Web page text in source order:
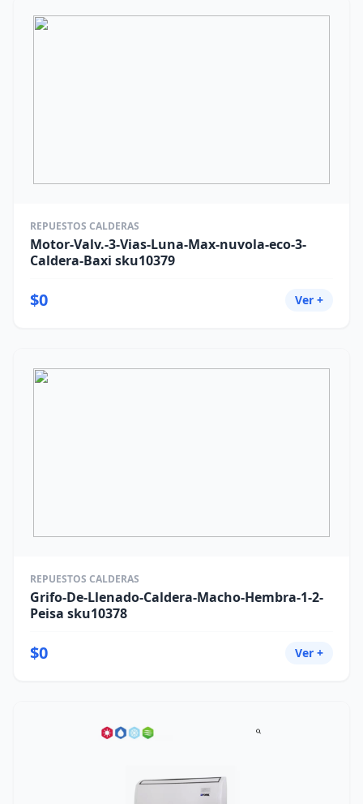
REPUESTOS CALDERAS
Motor-Valv.-3-Vias-Luna-Max-nuvola-eco-3-
Caldera-Baxi sku10379
$0 Ver +
REPUESTOS CALDERAS
Grifo-De-Llenado-Caldera-Macho-Hembra-1-2-
Peisa sku10378
$0 Ver +